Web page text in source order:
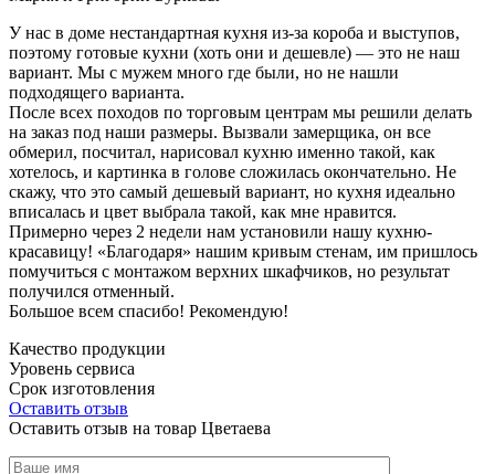
У нас в доме нестандартная кухня из-за короба и выступов,
поэтому готовые кухни (хоть они и дешевле) — это не наш
вариант. Мы с мужем много где были, но не нашли
подходящего варианта.
После всех походов по торговым центрам мы решили делать
на заказ под наши размеры. Вызвали замерщика, он все
обмерил, посчитал, нарисовал кухню именно такой, как
хотелось, и картинка в голове сложилась окончательно. Не
скажу, что это самый дешевый вариант, но кухня идеально
вписалась и цвет выбрала такой, как мне нравится.
Примерно через 2 недели нам установили нашу кухню-
красавицу! «Благодаря» нашим кривым стенам, им пришлось
помучиться с монтажом верхних шкафчиков, но результат
получился отменный.
Большое всем спасибо! Рекомендую!
Качество продукции
Уровень сервиса
Срок изготовления
Оставить отзыв
Оставить отзыв на товар Цветаева